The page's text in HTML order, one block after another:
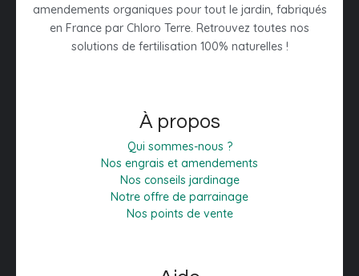
amendements organiques pour tout le jardin, fabriqués
en France par Chloro Terre. Retrouvez toutes nos
solutions de fertilisation 100% naturelles !
À propos
Qui sommes-nous ?
Nos engrais et amendements
Nos conseils jardinage
Notre offre de parrainage
Nos points de vente